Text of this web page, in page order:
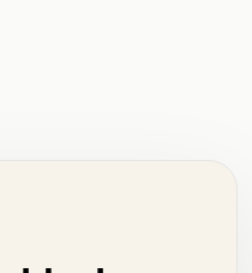
.   .   .   +   .   .